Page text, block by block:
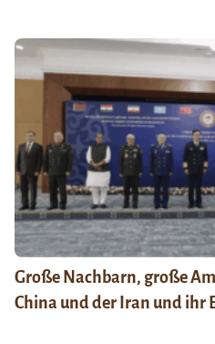
Große Nachbarn, große
China und der Iran und ihr